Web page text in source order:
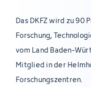
Das DKFZ wird zu
Forschung,
vom Land Baden-
Mitglied in der
Forschungszentren.